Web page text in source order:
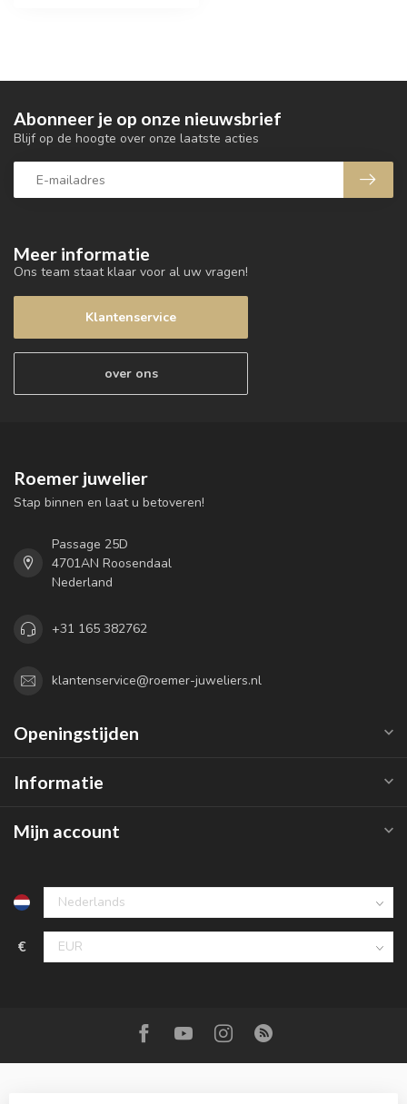
Meer informatie
Ons team staat klaar voor al uw vragen!
Klantenservice
over ons
Abonneer je op onze nieuwsbrief
Blijf op de hoogte over onze laatste acties
Roemer juwelier
Stap binnen en laat u betoveren!
Passage 25D
4701AN Roosendaal
Nederland
+31 165 382762
klantenservice@roemer-juweliers.nl
Openingstijden
Informatie
Mijn account
€